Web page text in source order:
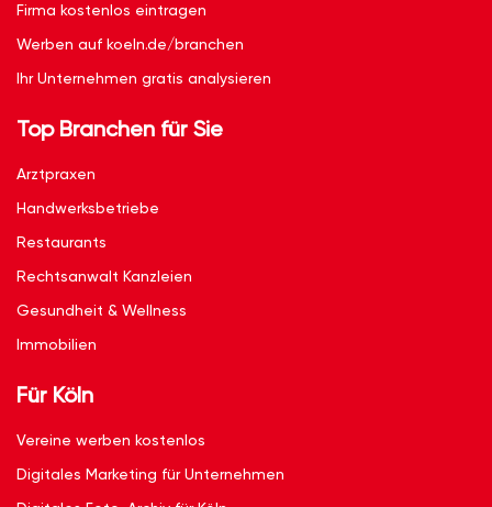
Firma kostenlos eintragen
Werben auf koeln.de/branchen
Ihr Unternehmen gratis analysieren
Top Branchen für Sie
Arztpraxen
Handwerksbetriebe
Restaurants
Rechtsanwalt Kanzleien
Gesundheit & Wellness
Immobilien
Für Köln
Vereine werben kostenlos
Digitales Marketing für Unternehmen